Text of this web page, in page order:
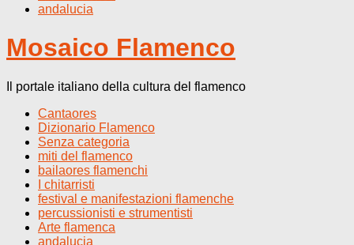
andalucia
Mosaico Flamenco
Il portale italiano della cultura del flamenco
Cantaores
Dizionario Flamenco
Senza categoria
miti del flamenco
bailaores flamenchi
I chitarristi
festival e manifestazioni flamenche
percussionisti e strumentisti
Arte flamenca
andalucia